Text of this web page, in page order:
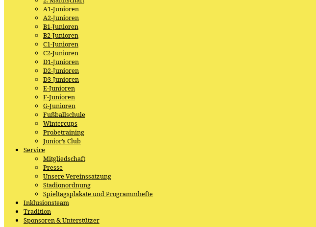
A1-Junioren
A2-Junioren
B1-Junioren
B2-Junioren
C1-Junioren
C2-Junioren
D1-Junioren
D2-Junioren
D3-Junioren
E-Junioren
F-Junioren
G-Junioren
Fußballschule
Wintercups
Probetraining
Junior’s Club
Service
Mitgliedschaft
Presse
Unsere Vereinssatzung
Stadionordnung
Spieltagsplakate und Programmhefte
Inklusionsteam
Tradition
Sponsoren & Unterstützer